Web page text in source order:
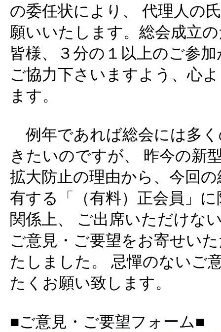
の委任状により、 代理人の
願いいたします。総会成立
皆様、３分の１以上のご参
ご協力下さいますよう、心
ます。
例年であれば総会には多
きたいのですが、 昨今の新
拡大防止の理由から、今回
有する「（有料）正会員」
関係上、 ご出席いただけな
ご意見・ご要望をお寄せい
たしました。 忌憚のないご
たくお願い致します。
■ご意見・ご要望フォーム■